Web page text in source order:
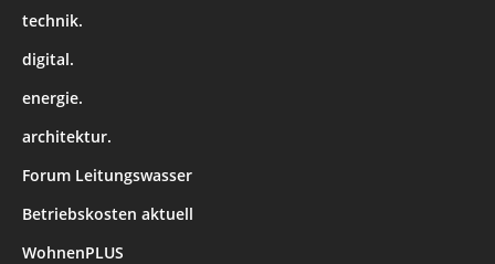
technik.
digital.
energie.
architektur.
Forum Leitungswasser
Betriebskosten aktuell
WohnenPLUS